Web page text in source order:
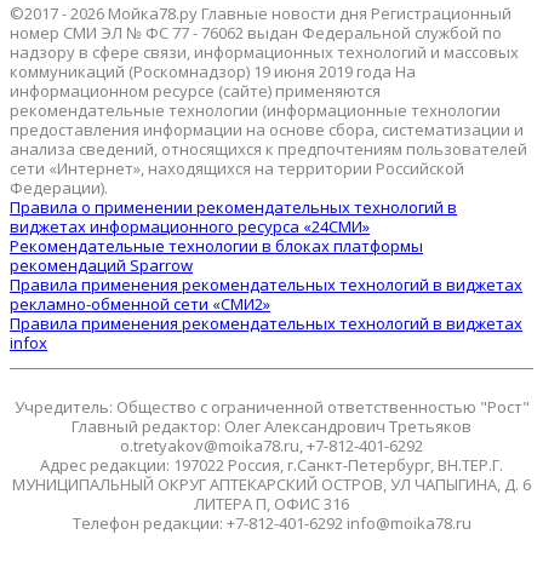
©2017 - 2026 Мойка78.ру Главные новости дня Регистрационный
номер СМИ ЭЛ № ФС 77 - 76062 выдан Федеральной службой по
надзору в сфере связи, информационных технологий и массовых
коммуникаций (Роскомнадзор) 19 июня 2019 года На
информационном ресурсе (сайте) применяются
рекомендательные технологии (информационные технологии
предоставления информации на основе сбора, систематизации и
анализа сведений, относящихся к предпочтениям пользователей
сети «Интернет», находящихся на территории Российской
Федерации).
Правила о применении рекомендательных технологий в
виджетах информационного ресурса «24СМИ»
Рекомендательные технологии в блоках платформы
рекомендаций Sparrow
Правила применения рекомендательных технологий в виджетах
рекламно-обменной сети «СМИ2»
Правила применения рекомендательных технологий в виджетах
infox
Учредитель: Общество с ограниченной ответственностью "Рост"
Главный редактор: Олег Александрович Третьяков
o.tretyakov@moika78.ru, +7-812-401-6292
Адрес редакции: 197022 Россия, г.Санкт-Петербург, ВН.ТЕР.Г.
МУНИЦИПАЛЬНЫЙ ОКРУГ АПТЕКАРСКИЙ ОСТРОВ, УЛ ЧАПЫГИНА, Д. 6
ЛИТЕРА П, ОФИС 316
Телефон редакции: +7-812-401-6292 info@moika78.ru